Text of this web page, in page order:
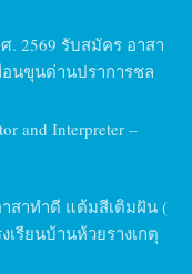
. 2569 รับสมัคร อาสา
อนขุนด่านปราการชล
and Interpreter –
าสาทำดี แต้มสีเติมฝัน (
รียนบ้านห้วยรางเกตุ